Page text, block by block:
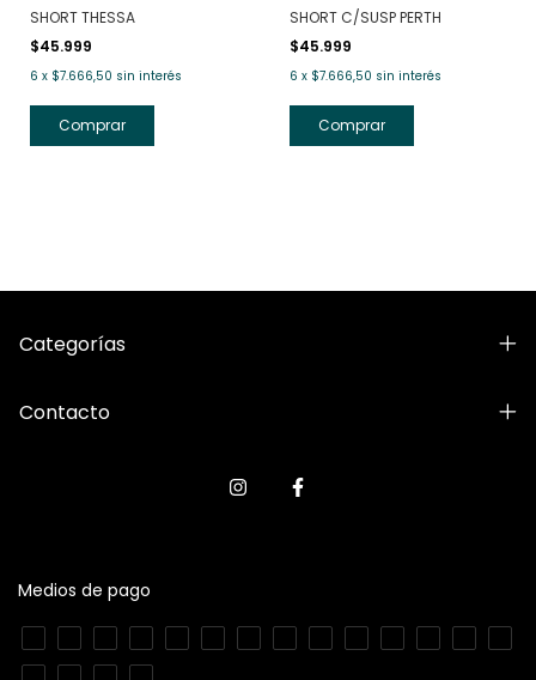
SHORT THESSA
$45.999
6 x $7.666,50 sin interés
Comprar
SHORT C/SUSP PERTH
$45.999
6 x $7.666,50 sin interés
Comprar
Categorías
Contacto
Medios de pago